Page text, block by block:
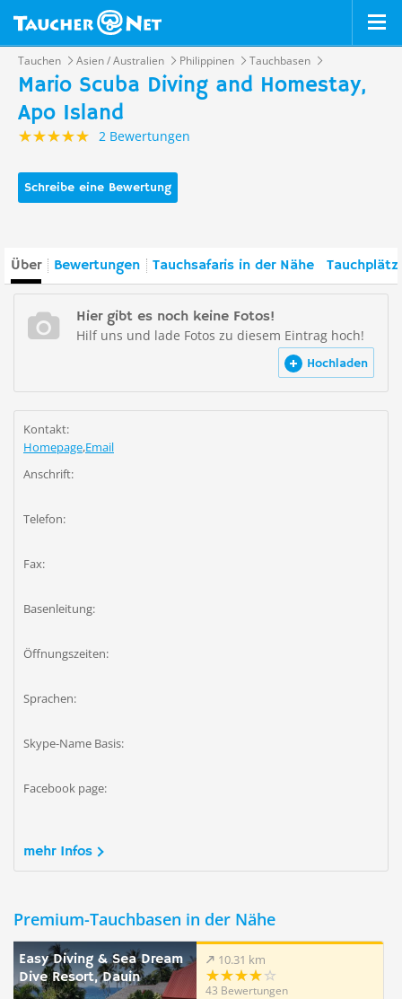
Tauchen Asien / Australien Philippinen Tauchbasen
Mario Scuba Diving and Homestay,
Apo Island
2 Bewertungen
Schreibe eine Bewertung
Über Bewertungen Tauchsafaris in der Nähe
Hier gibt es noch keine Fotos!
Hilf uns und lade Fotos zu diesem Eintrag hoch!
Hochladen
Kontakt:
Homepage,Email
Anschrift:
Telefon:
Fax:
Basenleitung:
Öffnungszeiten:
Sprachen:
Skype-Name Basis:
Facebook page:
mehr Infos
Premium-Tauchbasen in der Nähe
Easy Diving & Sea Dream
Dive Resort, Dauin
10.31 km
43 Bewertungen